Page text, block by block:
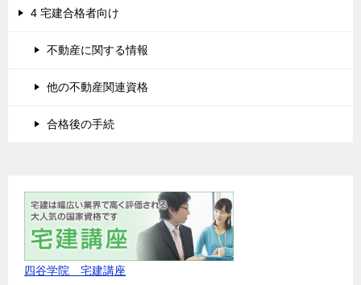
4 宅建合格者向け
不動産に関する情報
他の不動産関連資格
合格後の手続
四谷学院 宅建講座